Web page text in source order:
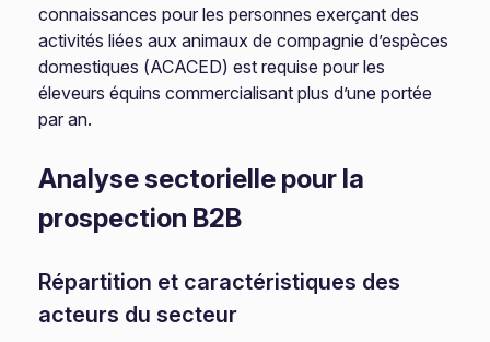
connaissances pour les personnes exerçant des
activités liées aux animaux de compagnie d’espèces
domestiques (ACACED) est requise pour les
éleveurs équins commercialisant plus d’une portée
par an.
Analyse sectorielle pour la
prospection B2B
Répartition et caractéristiques des
acteurs du secteur